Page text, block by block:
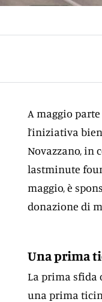
A maggio
l’iniziativa
Novazzano, in
lastminute
maggio, è
donazione di
Una prima
La prima sfida
una prima